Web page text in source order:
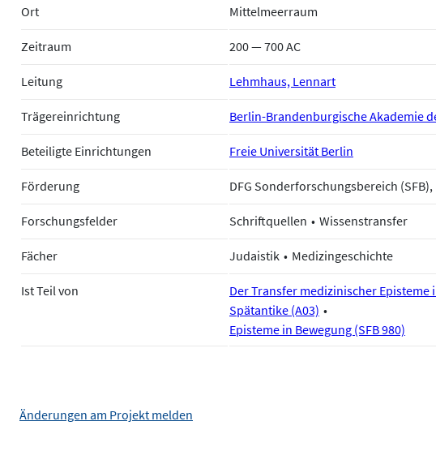
Ort Mittelmeerraum
Zeitraum 200 — 700 AC
Leitung Lehmhaus, Lennart
Trägereinrichtung Berlin-Brandenburgische Akademie
Beteiligte Einrichtungen Freie Universität Berlin
Förderung DFG Sonderforschungsbereich
Forschungsfelder Schriftquellen Wissenstransfer
Fächer Judaistik Medizingeschichte
Ist Teil von
Der Transfer medizinischer Episteme
Spätantike (A03)
Episteme in Bewegung (SFB 980)
Änderungen am Projekt melden